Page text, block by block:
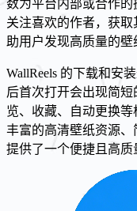
数为平台内部或合作
关注喜欢的作者，获
助用户发现高质量的壁
WallReels 的下载和安
后首次打开会出现简
览、收藏、自动更换等
丰富的高清壁纸资源
提供了一个便捷且高